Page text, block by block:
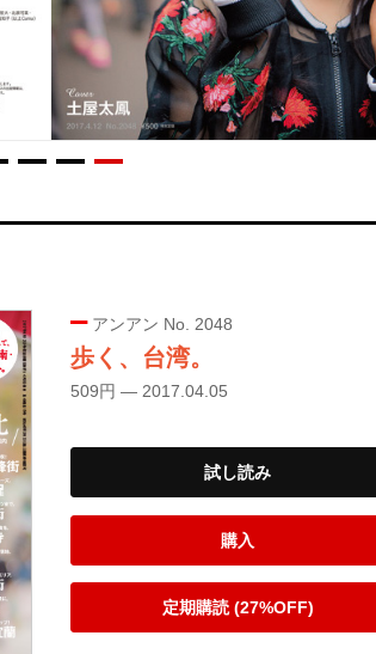
アンアン No. 2048
歩く、台湾。
509円 — 2017.04.05
試し読み
購入
定期購読 (27%OFF)